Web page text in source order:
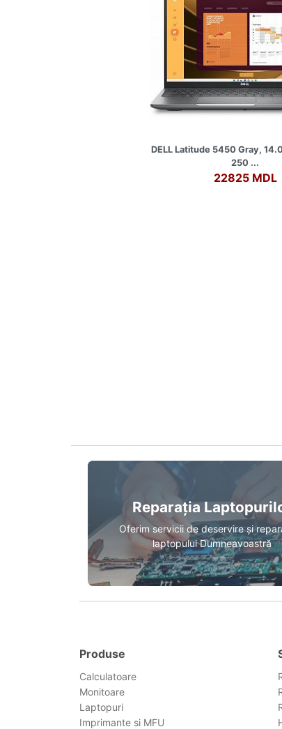
DELL Latitude 5450 Gray,
250 ...
22825 MDL
Reparația
Oferim servicii de deservire și
laptopului Dumneavoastră
Produse
Calculatoare
Monitoare
Laptopuri
Imprimante si MFU